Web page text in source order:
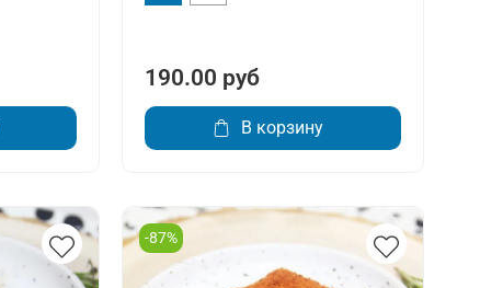
190.00 руб
В корзину
-87%